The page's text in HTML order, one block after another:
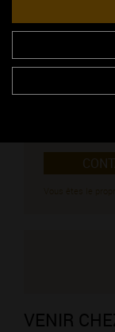
Domaine
5, Quai
89800
Madame
VENIR